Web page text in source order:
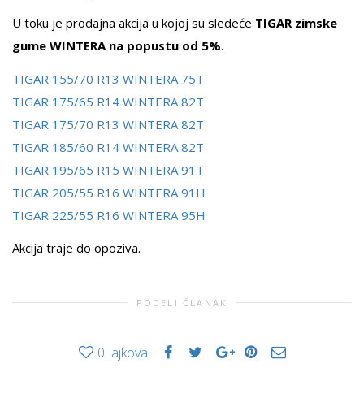
U toku je prodajna akcija u kojoj su sledeće TIGAR zimske
gume WINTERA na popustu od 5%.
TIGAR 155/70 R13 WINTERA 75T
TIGAR 175/65 R14 WINTERA 82T
TIGAR 175/70 R13 WINTERA 82T
TIGAR 185/60 R14 WINTERA 82T
TIGAR 195/65 R15 WINTERA 91T
TIGAR 205/55 R16 WINTERA 91H
TIGAR 225/55 R16 WINTERA 95H
Akcija traje do opoziva.
PODELI ČLANAK
0 lajkova